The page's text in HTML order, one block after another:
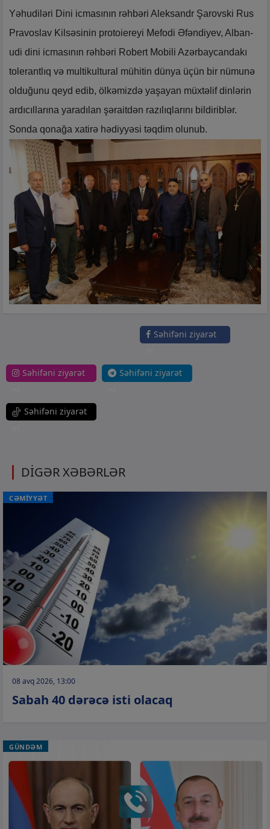
Yəhudiləri Dini icmasının rəhbəri Aleksandr Şarovski Rus
Pravoslav Kilsəsinin protoiereyi Mefodi Əfəndiyev, Alban-
udi dini icmasının rəhbəri Robert Mobili Azərbaycandakı
tolerantlıq və multikultural mühitin dünya üçün bir nümunə
olduğunu qeyd edib, ölkəmizdə yaşayan müxtəlif dinlərin
ardıcıllarına yaradılan şəraitdən razılıqlarını bildiriblər.
Sonda qonağa xatirə hədiyyəsi təqdim olunub.
Səhifəni ziyarət
Səhifəni ziyarət
Səhifəni ziyarət
Səhifəni ziyarət
DİGƏR XƏBƏRLƏR
CƏMİYYƏT
08 avq 2026, 13:00
Sabah 40 dərəcə isti olacaq
GÜNDƏM